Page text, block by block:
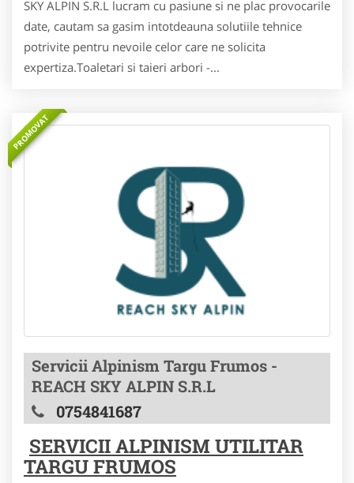
SKY ALPIN S.R.L lucram cu pasiune si ne plac provocarile
date, cautam sa gasim intotdeauna solutiile tehnice
potrivite pentru nevoile celor care ne solicita
expertiza.Toaletari si taieri arbori -...
PROMOVAT
Servicii Alpinism Targu Frumos -
REACH SKY ALPIN S.R.L
0754841687
SERVICII ALPINISM UTILITAR
TARGU FRUMOS